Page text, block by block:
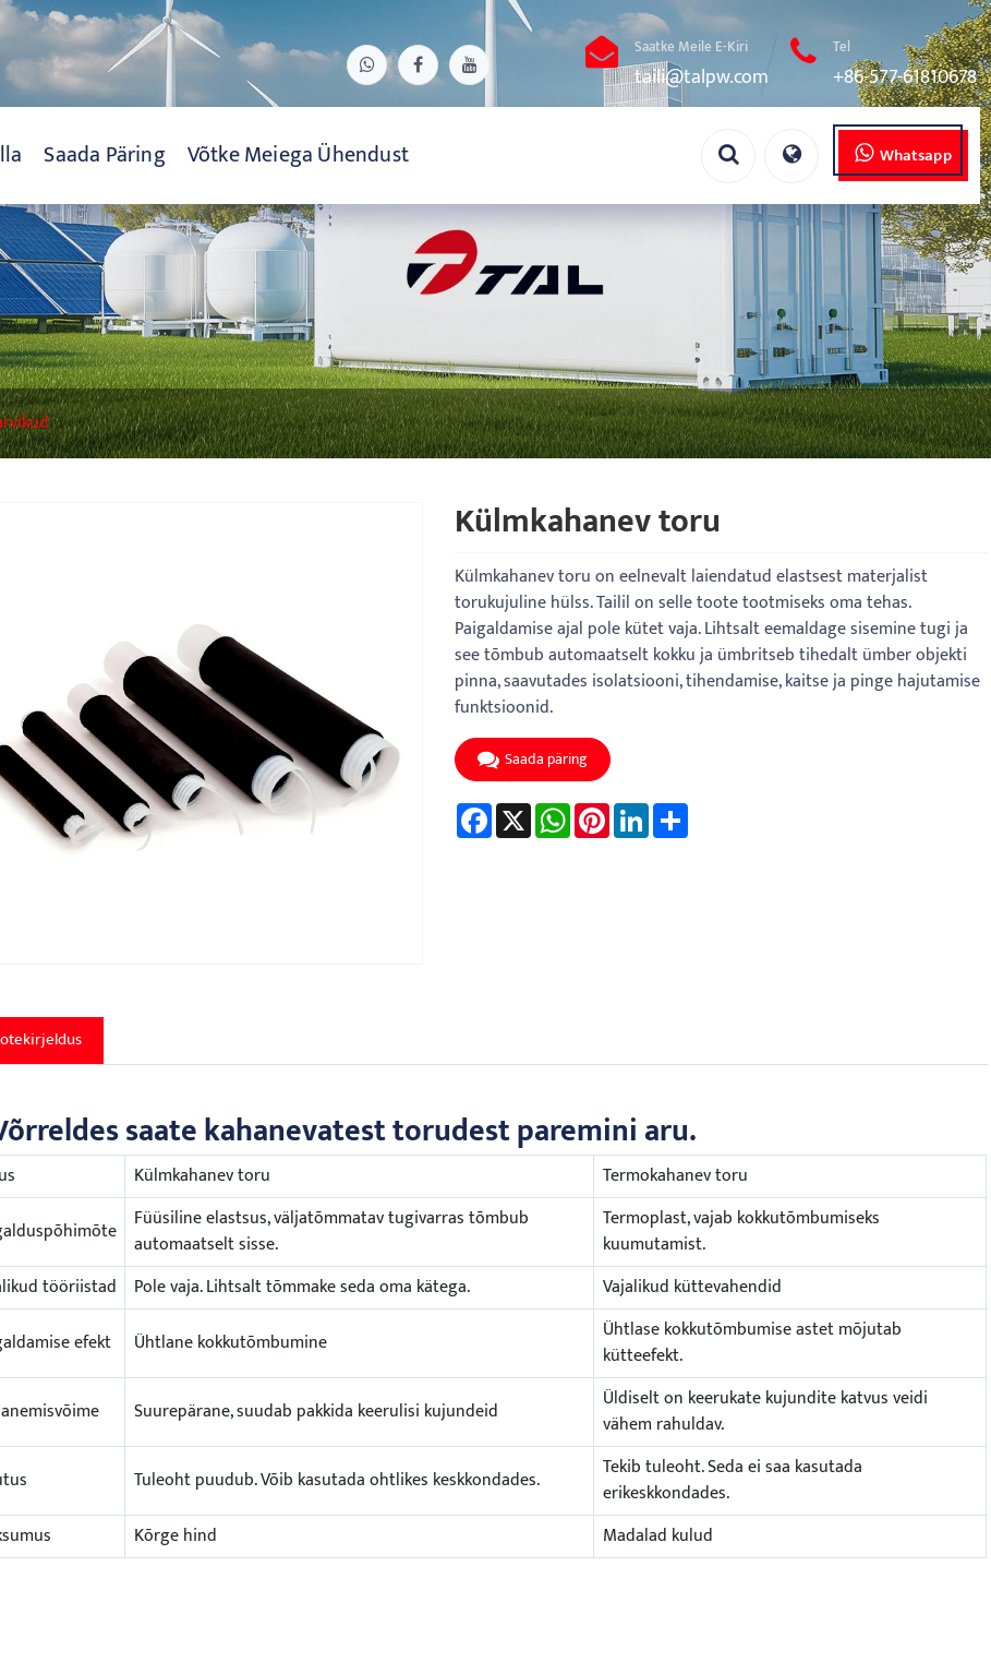
Saatke Meile E-Kiri
taili@talpw.com
Tel
+86-577-61810678
Saada Päring Võtke Meiega Ühendust Whatsapp
Külmkahanev toru
Külmkahanev toru on eelnevalt laiendatud elastsest materjalist
torukujuline hülss. Tailil on selle toote tootmiseks oma tehas.
Paigaldamise ajal pole kütet vaja. Lihtsalt eemaldage sisemine tugi ja
see tõmbub automaatselt kokku ja ümbritseb tihedalt ümber objekti
pinna, saavutades isolatsiooni, tihendamise, kaitse ja pinge hajutamise
funktsioonid.
Saada päring
Facebook
X WhatsAppPinterestLinkedInShare
saate kahanevatest torudest paremini aru.
Külmkahanev toru
Termokahanev toru
Füüsiline elastsus, väljatõmmatav tugivarras tõmbub
automaatselt sisse.
Termoplast, vajab kokkutõmbumiseks
kuumutamist.
tööriistad
Pole vaja. Lihtsalt tõmmake seda oma kätega.
Vajalikud küttevahendid
efekt
Ühtlane kokkutõmbumine
Ühtlase kokkutõmbumise astet mõjutab
kütteefekt.
Suurepärane, suudab pakkida keerulisi kujundeid
Üldiselt on keerukate kujundite katvus veidi
vähem rahuldav.
Tuleoht puudub. Võib kasutada ohtlikes keskkondades.
Tekib tuleoht. Seda ei saa kasutada
erikeskkondades.
Kõrge hind Madalad kulud